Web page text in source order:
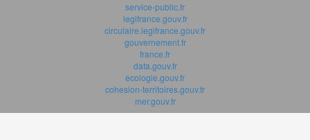
service-public.fr
legifrance.gouv.fr
circulaire.legifrance.gouv.fr
gouvernement.fr
france.fr
data.gouv.fr
ecologie.gouv.fr
cohesion-territoires.gouv.fr
mer.gouv.fr